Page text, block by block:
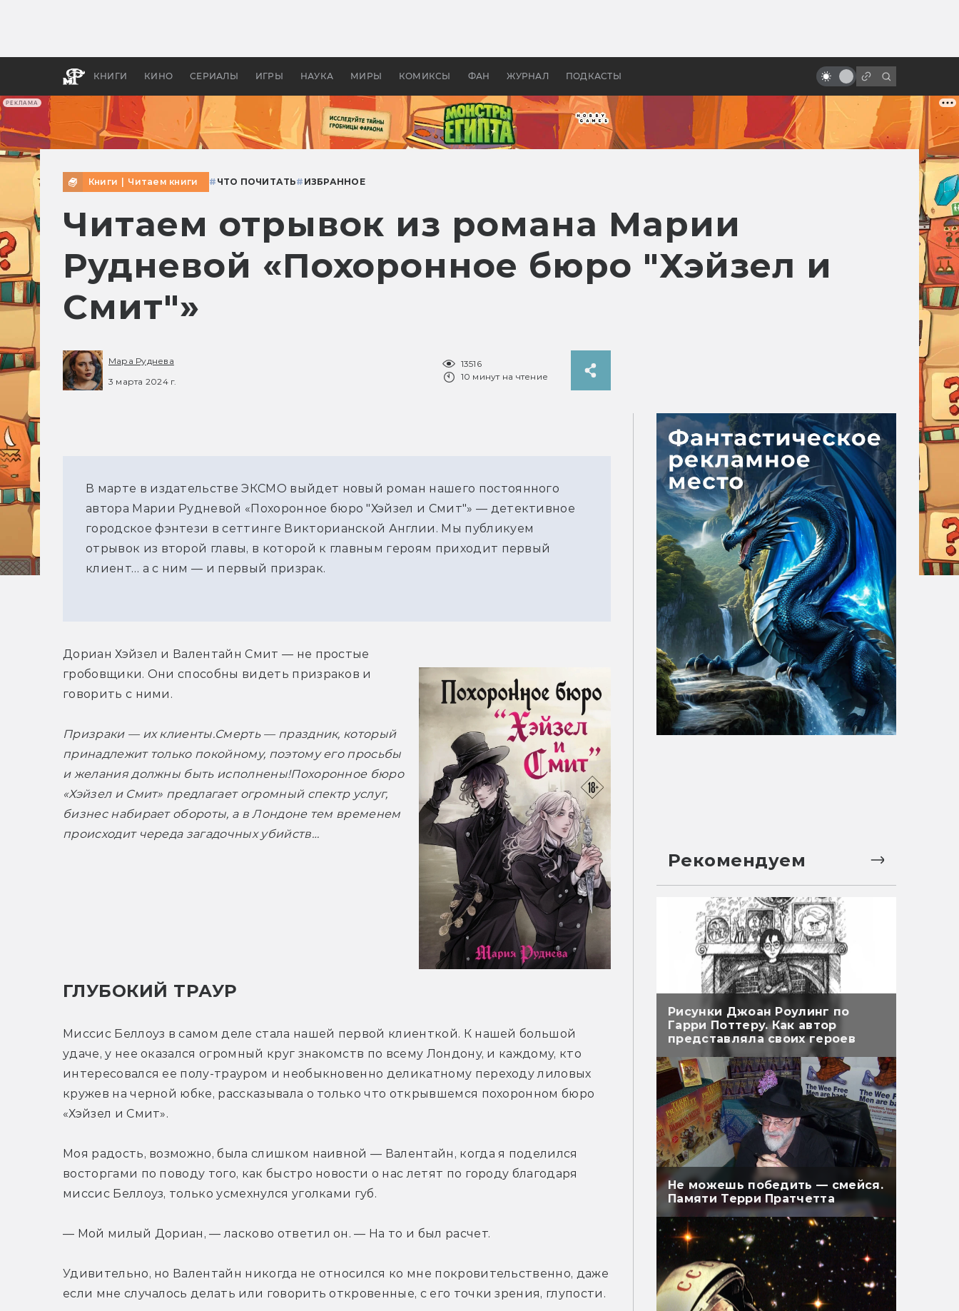
РЕКЛАМА
КНИГИ КИНО СЕРИАЛЫ ИГРЫ НАУКА МИРЫ КОМИКСЫ ФАН ЖУРНАЛ ПОДКАСТЫ
апокалипсис, в России —
бы «Властелина колец»
который придумал зомби
Книги Читаем книги # ЧТО ПОЧИТАТЬ# ИЗБРАННОЕ
Читаем отрывок из романа Марии
Рудневой «Похоронное бюро "Хэйзел и
Смит"»
Мара Руднева
3 марта 2024 г.
13516
10 минут на чтение
В марте в издательстве ЭКСМО выйдет новый роман нашего постоянного
автора Марии Рудневой «Похоронное бюро "Хэйзел и Смит"» — детективное
городское фэнтези в сеттинге Викторианской Англии. Мы публикуем
отрывок из второй главы, в которой к главным героям приходит первый
клиент… а с ним — и первый призрак.
Дориан Хэйзел и Валентайн Смит — не простые
гробовщики. Они способны видеть призраков и
говорить с ними.
Призраки — их клиенты.Смерть — праздник, который
принадлежит только покойному, поэтому его просьбы
и желания должны быть исполнены!Похоронное бюро
«Хэйзел и Смит» предлагает огромный спектр услуг,
бизнес набирает обороты, а в Лондоне тем временем
происходит череда загадочных убийств…
ГЛУБОКИЙ ТРАУР
Миссис Беллоуз в самом деле стала нашей первой клиенткой. К нашей большой
удаче, у нее оказался огромный круг знакомств по всему Лондону, и каждому, кто
интересовался ее полу-трауром и необыкновенно деликатному переходу лиловых
кружев на черной юбке, рассказывала о только что открывшемся похоронном бюро
«Хэйзел и Смит».
Моя радость, возможно, была слишком наивной — Валентайн, когда я поделился
восторгами по поводу того, как быстро новости о нас летят по городу благодаря
миссис Беллоуз, только усмехнулся уголками губ.
— Мой милый Дориан, — ласково ответил он. — На то и был расчет.
Удивительно, но Валентайн никогда не относился ко мне покровительственно, даже
если мне случалось делать или говорить откровенные, с его точки зрения, глупости.
Рекомендуем
Рисунки Джоан Роулинг по
Гарри Поттеру. Как автор
представляла своих героев
Не можешь победить — смейся.
Памяти Терри Пратчетта